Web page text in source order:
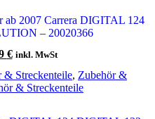
ab 2007 Carrera DIGITAL 124
– 20020366
€
€Aktueller
ist:
10,99 €.
inkl. MwSt
& Streckenteile, Zubehör &
& Streckenteile